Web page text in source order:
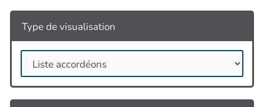
Type de visualisation